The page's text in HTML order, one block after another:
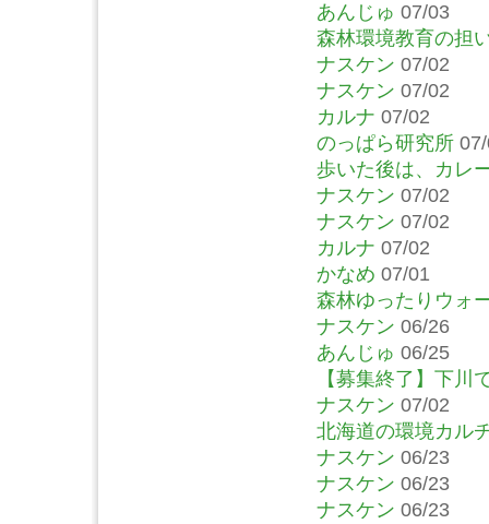
あんじゅ 07/03
森林環境教育の担
ナスケン 07/02
ナスケン 07/02
カルナ 07/02
のっぱら研究所
歩いた後は、カレ
ナスケン 07/02
ナスケン 07/02
カルナ 07/02
かなめ 07/01
森林ゆったりウォ
ナスケン 06/26
あんじゅ 06/25
【募集終了】下川
ナスケン 07/02
北海道の環境カル
ナスケン 06/23
ナスケン 06/23
ナスケン 06/23